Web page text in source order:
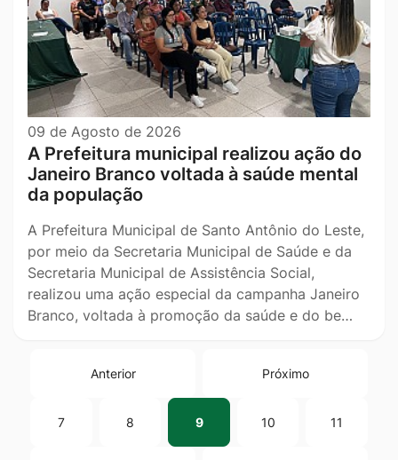
09 de Agosto de 2026
A Prefeitura municipal realizou ação do
Janeiro Branco voltada à saúde mental
da população
A Prefeitura Municipal de Santo Antônio do Leste,
por meio da Secretaria Municipal de Saúde e da
Secretaria Municipal de Assistência Social,
realizou uma ação especial da campanha Janeiro
Branco, voltada à promoção da saúde e do be…
Anterior
7 8 9 10 11
Próximo